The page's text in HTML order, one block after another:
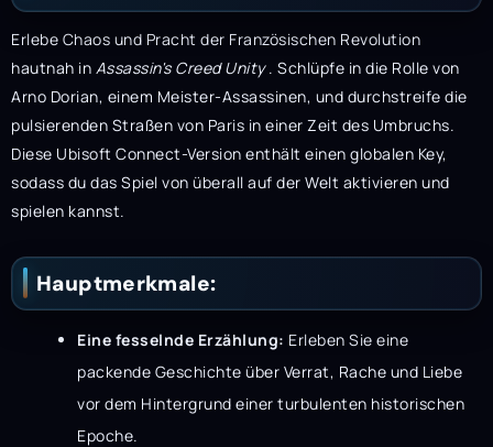
Erlebe Chaos und Pracht der Französischen Revolution
hautnah in Assassin's Creed Unity. Schlüpfe in die Rolle von
Arno Dorian, einem Meister-Assassinen, und durchstreife die
pulsierenden Straßen von Paris in einer Zeit des Umbruchs.
Diese Ubisoft Connect-Version enthält einen globalen Key,
sodass du das Spiel von überall auf der Welt aktivieren und
spielen kannst.
Hauptmerkmale:
Eine fesselnde Erzählung: Erleben Sie eine
packende Geschichte über Verrat, Rache und Liebe
vor dem Hintergrund einer turbulenten historischen
Epoche.